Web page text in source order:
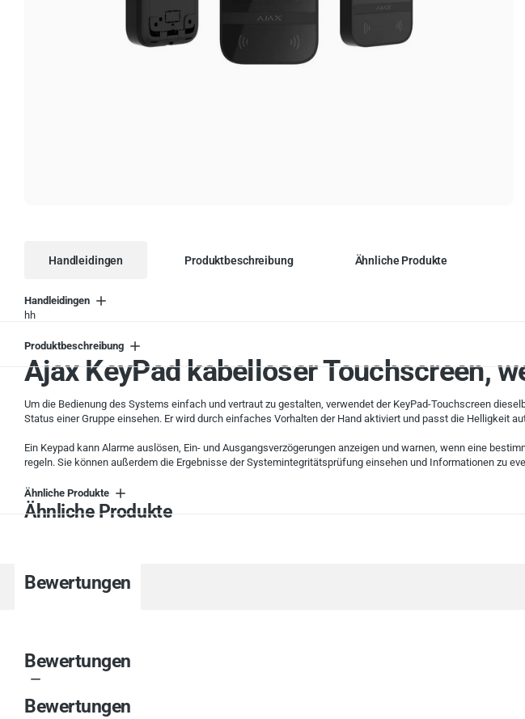
Handleidingen Produktbeschreibung Ähnliche Produkte
Handleidingen
hh
Produktbeschreibung
Ajax KeyPad kabelloser Touchscreen,
Um die Bedienung des Systems einfach und vertraut zu gestalten, verwendet der KeyPad-Touchscreen
Status einer Gruppe einsehen. Er wird durch einfaches Vorhalten der Hand aktiviert und passt die Helligkeit
Ein Keypad kann Alarme auslösen, Ein- und Ausgangsverzögerungen anzeigen und warnen, wenn eine
regeln. Sie können außerdem die Ergebnisse der Systemintegritätsprüfung einsehen und Informationen zu
Ähnliche Produkte
Ähnliche Produkte
Bewertungen
Bewertungen
Bewertungen